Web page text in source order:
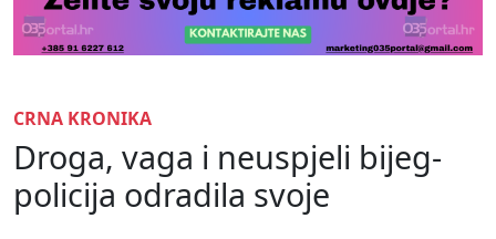
CRNA KRONIKA
Droga, vaga i neuspjeli bijeg-
policija odradila svoje